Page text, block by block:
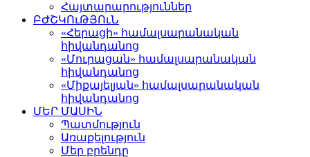
Հայտարարություններ
ԲԺՇԿՈւԹՅՈւՆ
«Հերացի» համալսարանական
հիվանդանոց
«Մուրացան» համալսարանական
հիվանդանոց
«Միքայելյան» համալսարանական
հիվանդանոց
ՄԵՐ ՄԱՍԻՆ
Պատմություն
Առաքելություն
Մեր բրենդը